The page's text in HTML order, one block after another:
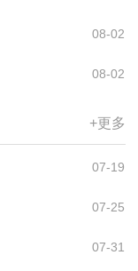
08-02
08-02
+更多
07-19
07-25
07-31